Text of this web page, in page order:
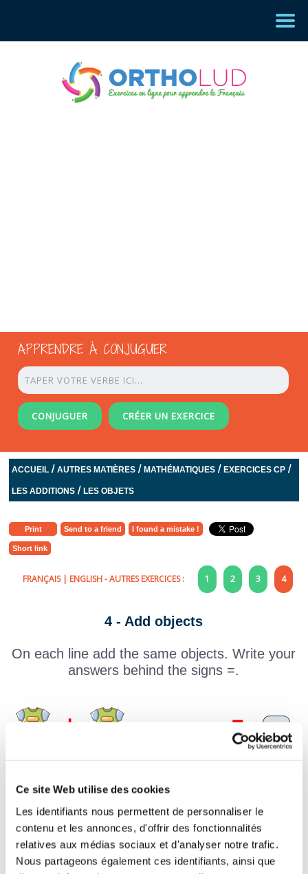
Ce site Web utilise des cookies
Les identifiants nous permettent de personnaliser le
contenu et les annonces, d'offrir des fonctionnalités
relatives aux médias sociaux et d'analyser notre trafic.
Nous partageons également ces identifiants, ainsi que
APPRENDRE À CONJUGUER
CONJUGUER CRÉER UN EXERCICE
ACCUEIL /AUTRES MATIÈRES /MATHÉMATIQUES /EXERCICES CP /
LES ADDITIONS /LES OBJETS
Print Send to a friend I found a mistake !
Short link
FRANÇAIS| ENGLISH- AUTRES EXERCICES : 1 2 3 4
4 - Add objects
On each line add the same objects. Write your
answers behind the signs =.